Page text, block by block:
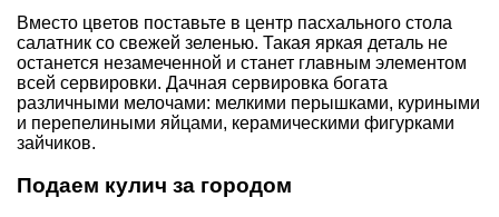
Вместо цветов поставьте в центр пасхального стола
салатник со свежей зеленью. Такая яркая деталь не
останется незамеченной и станет главным элементом
всей сервировки. Дачная сервировка богата
различными мелочами: мелкими перышками, куриными
и перепелиными яйцами, керамическими фигурками
зайчиков.
Подаем кулич за городом